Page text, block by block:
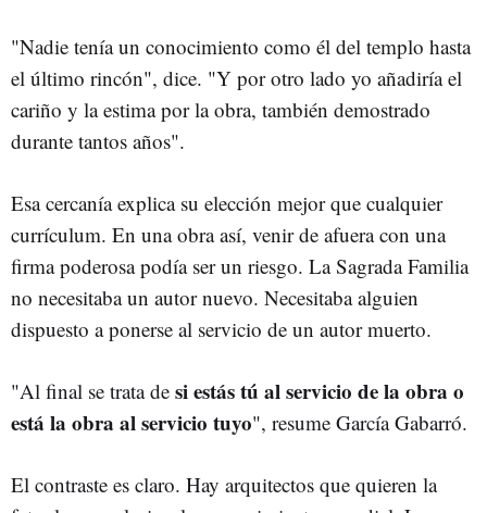
"Nadie tenía un conocimiento como él del templo hasta
el último rincón", dice. "Y por otro lado yo añadiría el
cariño y la estima por la obra, también demostrado
durante tantos años".
Esa cercanía explica su elección mejor que cualquier
currículum. En una obra así, venir de afuera con una
firma poderosa podía ser un riesgo. La Sagrada Familia
no necesitaba un autor nuevo. Necesitaba alguien
dispuesto a ponerse al servicio de un autor muerto.
"Al final se trata de si estás tú al servicio de la obra o
está la obra al servicio tuyo", resume García Gabarró.
El contraste es claro. Hay arquitectos que quieren la